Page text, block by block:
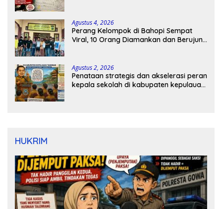
Agustus 4, 2026
Perang Kelompok di Bahopi Sempat
Viral, 10 Orang Diamankan dan Berujung
Agustus 2, 2026
Penataan strategis dan akselerasi peran
kepala sekolah di kabupaten kepulauan
HUKRIM